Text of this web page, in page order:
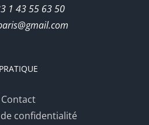
1 43 55 63 50
PRATIQUE
Contact
confidentialité